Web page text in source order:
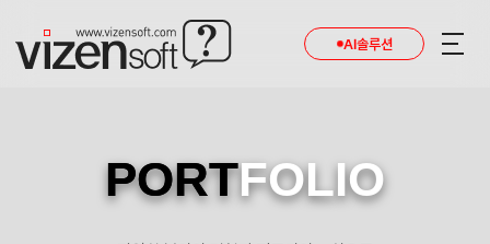
AI솔루션
PORTFOLIO